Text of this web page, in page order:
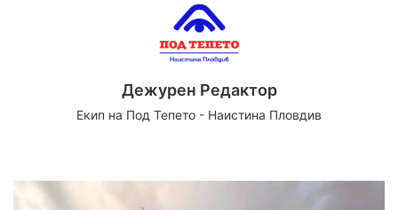
Дежурен Редактор
Екип на Под Тепето - Наистина Пловдив